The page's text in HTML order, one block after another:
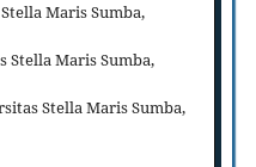
Maris Sumba,
Stella Maris Sumba,
Stella Maris Sumba,